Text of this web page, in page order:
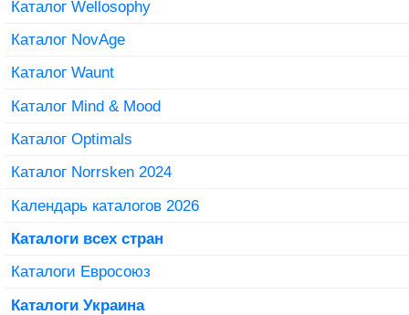
Каталог Wellosophy
Каталог NovAge
Каталог Waunt
Каталог Mind & Mood
Каталог Optimals
Каталог Norrsken 2024
Календарь каталогов 2026
Каталоги всех стран
Каталоги Евросоюз
Каталоги Украина